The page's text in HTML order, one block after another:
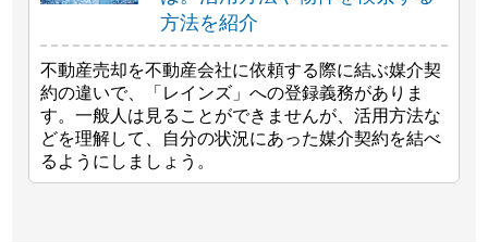
方法を紹介
不動産売却を不動産会社に依頼する際に結ぶ媒介契
約の違いで、「レインズ」への登録義務がありま
す。一般人は見ることができませんが、活用方法な
どを理解して、自分の状況にあった媒介契約を結べ
るようにしましょう。